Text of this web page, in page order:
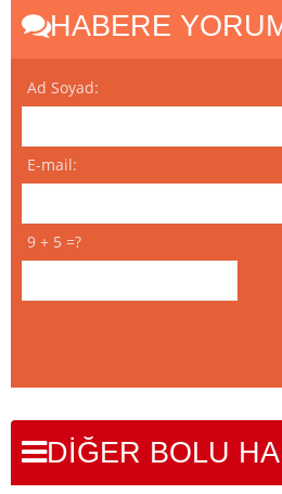
HABERE
Ad Soyad:
E-mail:
9 + 5 =?
DİĞER BOLU